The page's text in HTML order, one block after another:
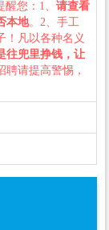
您：1、 请查看
本地。2、手工
！凡以各种名义
往兜里挣钱，让
聘请提高警惕，